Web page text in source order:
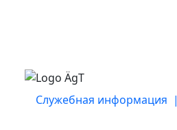
Служебная информация |